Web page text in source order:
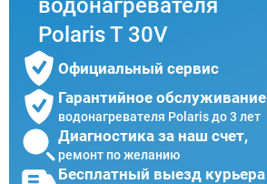
водонагревателя
Polaris T 30V
Официальный сервис
Гарантийное обслуживание
водонагревателя Polaris до 3 лет
Диагностика за наш счет,
ремонт по желанию
Бесплатный выезд курьера